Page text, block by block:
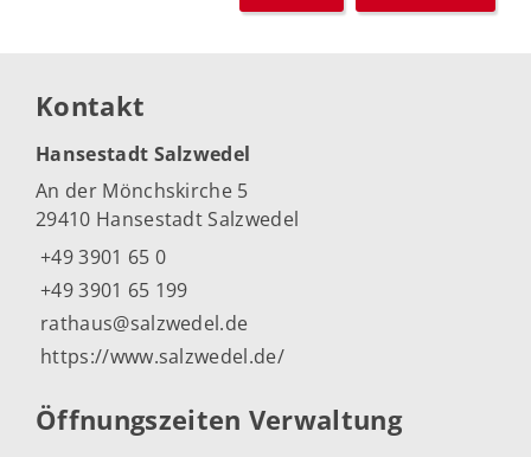
Kontakt
Hansestadt Salzwedel
An der Mönchskirche 5
29410 Hansestadt Salzwedel
+49 3901 65 0
+49 3901 65 199
rathaus@salzwedel.de
https://www.salzwedel.de/
Öffnungszeiten Verwaltung